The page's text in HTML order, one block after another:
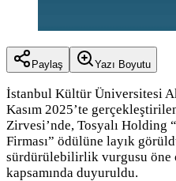
Paylaş Yazı Boyutu
İstanbul Kültür Üniversitesi
Kasım 2025’te
Zirvesi’nde, Tosyalı Holding
Firması” ödülüne layık
sürdürülebilirlik vurgusu öne
kapsamında duyuruldu.